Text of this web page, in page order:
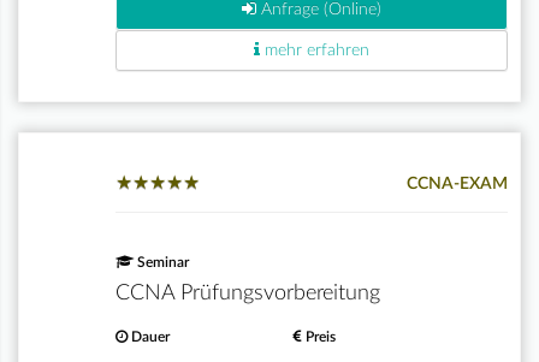
Anfrage (Online)
mehr erfahren
★★★★★
★★★★★ CCNA-EXAM
Seminar
CCNA Prüfungsvorbereitung
Dauer Preis